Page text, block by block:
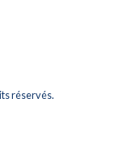
réservés.